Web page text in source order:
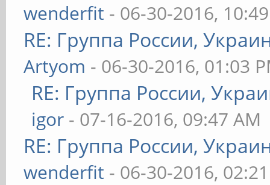
wenderfit - 06-30-2016,
RE: Группа России,
Artyom - 06-30-2016, 01:03
RE: Группа России,
igor - 07-16-2016, 09:47 AM
RE: Группа России,
wenderfit - 06-30-2016,